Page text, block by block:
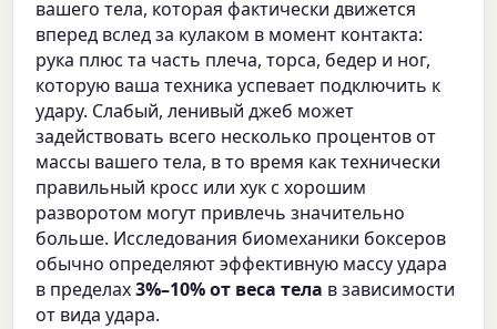
вашего тела, которая фактически движется
вперед вслед за кулаком в момент контакта:
рука плюс та часть плеча, торса, бедер и ног,
которую ваша техника успевает подключить к
удару. Слабый, ленивый джеб может
задействовать всего несколько процентов от
массы вашего тела, в то время как технически
правильный кросс или хук с хорошим
разворотом могут привлечь значительно
больше. Исследования биомеханики боксеров
обычно определяют эффективную массу удара
в пределах3%–10% от веса тела в зависимости
от вида удара.